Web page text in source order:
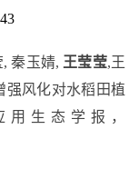
,秦玉婧, 王莹莹,王
强风化对水稻田植
用生态学报，